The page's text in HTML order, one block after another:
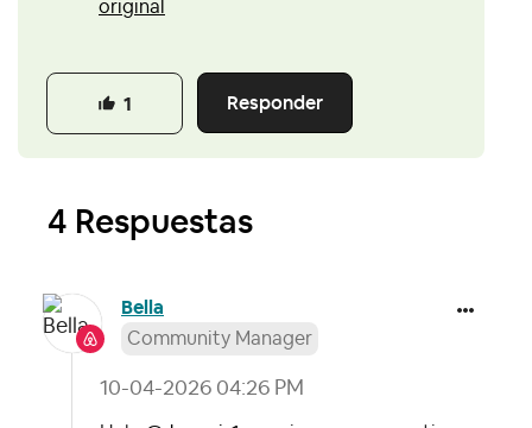
original
Responder
1
4 Respuestas
Bella
Community Manager
‎10-04-2026 04:26 PM